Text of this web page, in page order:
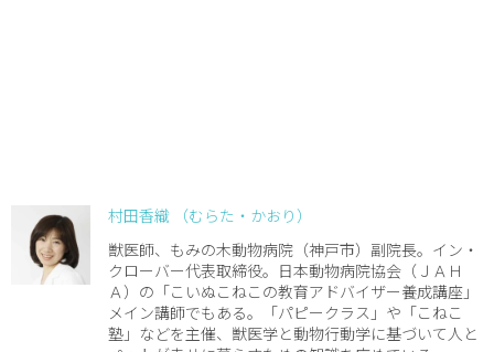
村田香織 （むらた・かおり）
獣医師、もみの木動物病院（神戸市）副院長。イン・
クローバー代表取締役。日本動物病院協会（ＪＡＨ
Ａ）の「こいぬこねこの教育アドバイザー養成講座」
メイン講師でもある。「パピークラス」や「こねこ
塾」などを主催、獣医学と動物行動学に基づいて人と